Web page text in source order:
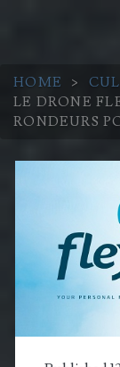
HOME >
LE DRONE
RONDEURS